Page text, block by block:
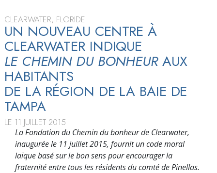
CLEARWATER, FLORIDE
UN NOUVEAU CENTRE À
CLEARWATER INDIQUE
LE CHEMIN DU BONHEURAUX
HABITANTS
DE LA RÉGION DE LA BAIE DE
TAMPA
LE 11 JUILLET 2015
La Fondation du Chemin du bonheur de Clearwater,
inaugurée le 11 juillet 2015, fournit un code moral
laïque basé sur le bon sens pour encourager la
fraternité entre tous les résidents du comté de Pinellas.